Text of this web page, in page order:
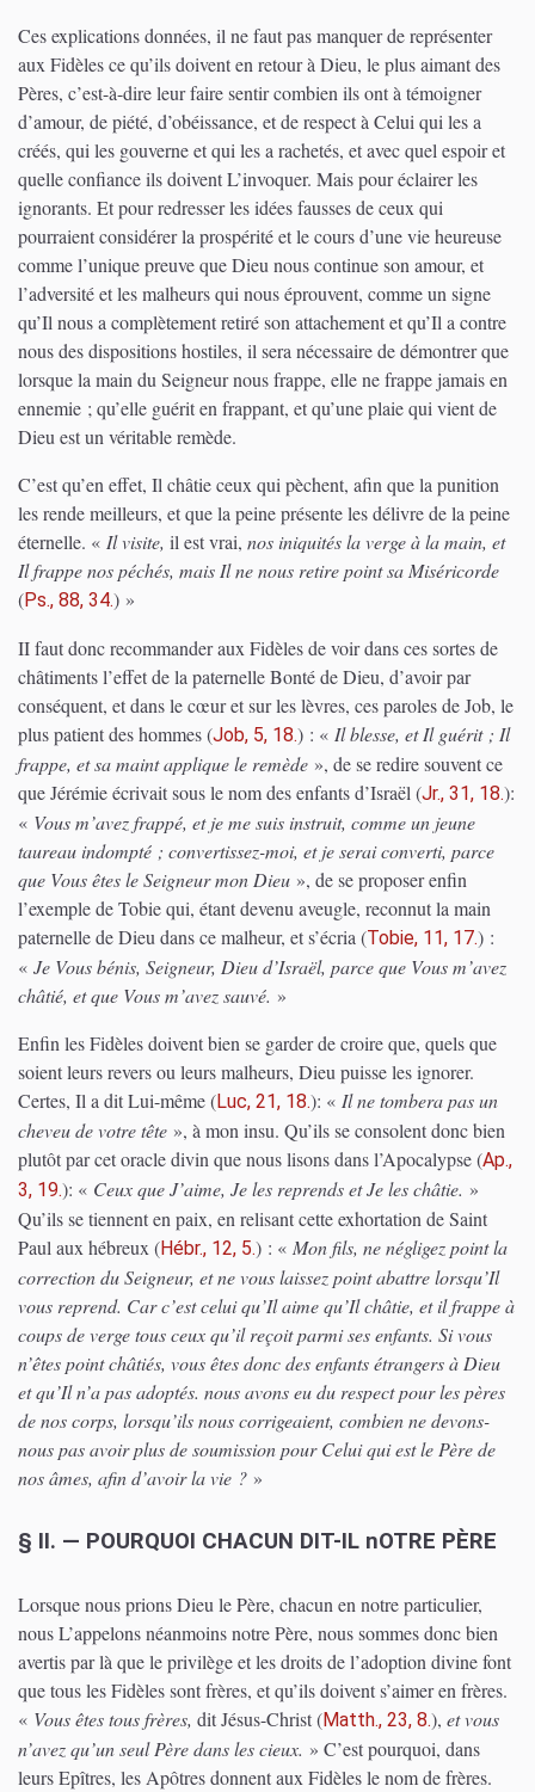
Ces explications données, il ne faut pas manquer de représenter
aux Fidèles ce qu’ils doivent en retour à Dieu, le plus aimant des
Pères, c’est-à-dire leur faire sentir combien ils ont à témoigner
d’amour, de piété, d’obéissance, et de respect à Celui qui les a
créés, qui les gouverne et qui les a rachetés, et avec quel espoir et
quelle confiance ils doivent L’invoquer. Mais pour éclairer les
ignorants. Et pour redresser les idées fausses de ceux qui
pourraient considérer la prospérité et le cours d’une vie heureuse
comme l’unique preuve que Dieu nous continue son amour, et
l’adversité et les malheurs qui nous éprouvent, comme un signe
qu’Il nous a complètement retiré son attachement et qu’Il a contre
nous des dispositions hostiles, il sera nécessaire de démontrer que
lorsque la main du Seigneur nous frappe, elle ne frappe jamais en
ennemie ; qu’elle guérit en frappant, et qu’une plaie qui vient de
Dieu est un véritable remède.
C’est qu’en effet, Il châtie ceux qui pèchent, afin que la punition
les rende meilleurs, et que la peine présente les délivre de la peine
éternelle. « Il visite, il est vrai, nos iniquités la verge à la main, et
Il frappe nos péchés, mais Il ne nous retire point sa Miséricorde
(Ps., 88, 34.) »
II faut donc recommander aux Fidèles de voir dans ces sortes de
châtiments l’effet de la paternelle Bonté de Dieu, d’avoir par
conséquent, et dans le cœur et sur les lèvres, ces paroles de Job, le
plus patient des hommes(Job, 5, 18.) : « Il blesse, et Il guérit ; Il
frappe, et sa maint applique le remède », de se redire souvent ce
que Jérémie écrivait sous le nom des enfants d’Israël (Jr., 31, 18.):
« Vous m’avez frappé, et je me suis instruit, comme un jeune
taureau indompté ; convertissez-moi, et je serai converti, parce
que Vous êtes le Seigneur mon Dieu », de se proposer enfin
l’exemple de Tobie qui, étant devenu aveugle, reconnut la main
paternelle de Dieu dans ce malheur, et s’écria (Tobie, 11, 17.) :
« Je Vous bénis, Seigneur, Dieu d’Israël, parce que Vous m’avez
châtié, et que Vous m’avez sauvé. »
Enfin les Fidèles doivent bien se garder de croire que, quels que
soient leurs revers ou leurs malheurs, Dieu puisse les ignorer.
Certes, Il a dit Lui-même(Luc, 21, 18.): « Il ne tombera pas un
cheveu de votre tête », à mon insu. Qu’ils se consolent donc bien
plutôt par cet oracle divin que nous lisons dans l’Apocalypse(Ap.,
3, 19.): « Ceux que J’aime, Je les reprends et Je les châtie. »
Qu’ils se tiennent en paix, en relisant cette exhortation de Saint
Paul aux hébreux (Hébr., 12, 5.) : « Mon fils, ne négligez point la
correction du Seigneur, et ne vous laissez point abattre lorsqu’Il
vous reprend. Car c’est celui qu’Il aime qu’Il châtie, et il frappe à
coups de verge tous ceux qu’il reçoit parmi ses enfants. Si vous
n’êtes point châtiés, vous êtes donc des enfants étrangers à Dieu
et qu’Il n’a pas adoptés. nous avons eu du respect pour les pères
de nos corps, lorsqu’ils nous corrigeaient, combien ne devons-
nous pas avoir plus de soumission pour Celui qui est le Père de
nos âmes, afin d’avoir la vie ? »
§ II. — POURQUOI CHACUN DIT-IL nOTRE PÈRE
Lorsque nous prions Dieu le Père, chacun en notre particulier,
nous L’appelons néanmoins notre Père, nous sommes donc bien
avertis par là que le privilège et les droits de l’adoption divine font
que tous les Fidèles sont frères, et qu’ils doivent s’aimer en frères.
« Vous êtes tous frères, dit Jésus-Christ(Matth., 23, 8.), et vous
n’avez qu’un seul Père dans les cieux. » C’est pourquoi, dans
leurs Epîtres, les Apôtres donnent aux Fidèles le nom de frères.